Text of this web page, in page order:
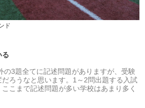
ド
る
の3題全てに記述問題がありますが、受験
ろうなと思います。1～2問出題する入試
こまで記述問題が多い学校はあまり多く